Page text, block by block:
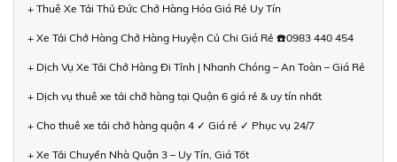
+ Thuê Xe Tải Thủ Đức Chở Hàng Hóa Giá Rẻ Uy Tín
+ Xe Tải Chở Hàng Chở Hàng Huyện Củ Chi Giá Rẻ ☎️0983 440 454
+ Dịch Vụ Xe Tải Chở Hàng Đi Tỉnh | Nhanh Chóng – An Toàn – Giá Rẻ
+ Dịch vụ thuê xe tải chở hàng tại Quận 6 giá rẻ & uy tín nhất
+ Cho thuê xe tải chở hàng quận 4 ✓ Giá rẻ ✓ Phục vụ 24/7
+ Xe Tải Chuyển Nhà Quận 3 – Uy Tín, Giá Tốt